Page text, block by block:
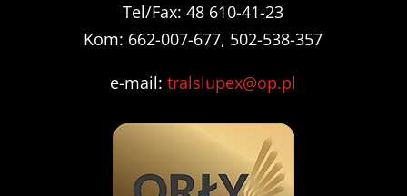
Tel/Fax: 48 610-41-23
Kom: 662-007-677, 502-538-357
e-mail:tralslupex@op.pl